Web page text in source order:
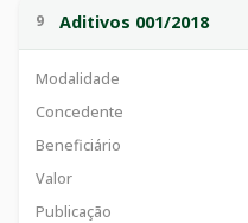
9 Aditivos 001/2018
Modalidade
Concedente
Beneficiário
Valor
Publicação